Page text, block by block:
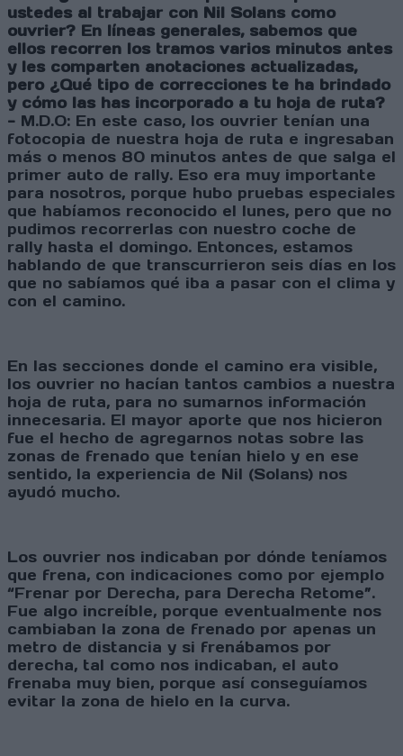
ustedes al trabajar con Nil Solans como
ouvrier? En líneas generales, sabemos que
ellos recorren los tramos varios minutos antes
y les comparten anotaciones actualizadas,
pero ¿Qué tipo de correcciones te ha brindado
y cómo las has incorporado a tu hoja de ruta?
- M.D.O: En este caso, los ouvrier tenían una
fotocopia de nuestra hoja de ruta e ingresaban
más o menos 80 minutos antes de que salga el
primer auto de rally. Eso era muy importante
para nosotros, porque hubo pruebas especiales
que habíamos reconocido el lunes, pero que no
pudimos recorrerlas con nuestro coche de
rally hasta el domingo. Entonces, estamos
hablando de que transcurrieron seis días en los
que no sabíamos qué iba a pasar con el clima y
con el camino.
En las secciones donde el camino era visible,
los ouvrier no hacían tantos cambios a nuestra
hoja de ruta, para no sumarnos información
innecesaria. El mayor aporte que nos hicieron
fue el hecho de agregarnos notas sobre las
zonas de frenado que tenían hielo y en ese
sentido, la experiencia de Nil (Solans) nos
ayudó mucho.
Los ouvrier nos indicaban por dónde teníamos
que frena, con indicaciones como por ejemplo
“Frenar por Derecha, para Derecha Retome”.
Fue algo increíble, porque eventualmente nos
cambiaban la zona de frenado por apenas un
metro de distancia y si frenábamos por
derecha, tal como nos indicaban, el auto
frenaba muy bien, porque así conseguíamos
evitar la zona de hielo en la curva.